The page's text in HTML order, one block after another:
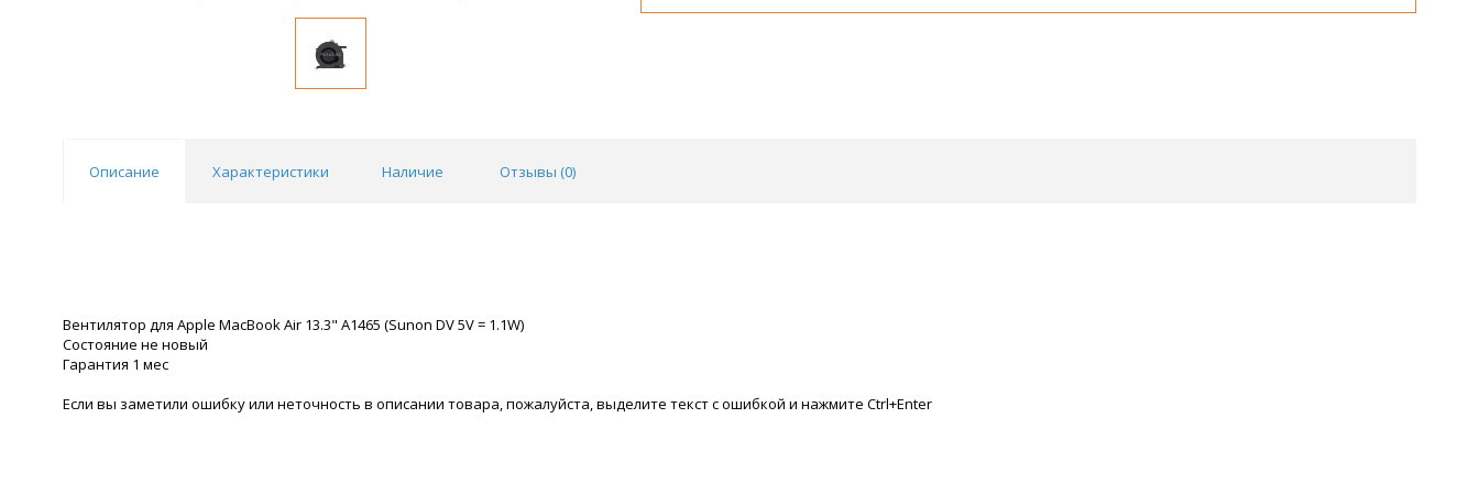
Описание Характеристики Наличие Отзывы (0)
Вентилятор для Apple MacBook Air 13.3" A1465 (Sunon DV 5V = 1.1W)
Состояние не новый
Гарантия 1 мес
Если вы заметили ошибку или неточность в описании товара, пожалуйста, выделите текст с ошибкой и нажмите Ctrl+Enter